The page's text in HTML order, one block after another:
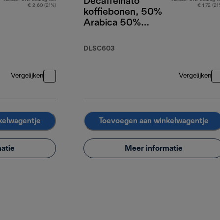
€ 2,60 (21%)
Vergelijken
koffiebonen, 50%
Arabica 50%
DLSC603
€ 1,72
Vergelijken
Toevoegen aan winkelwagentje
Meer informatie